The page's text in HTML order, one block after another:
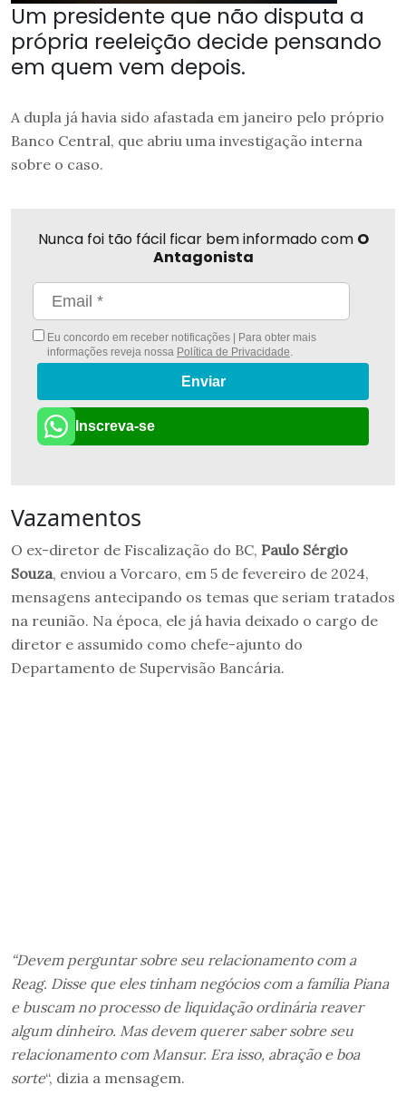
Um presidente que não disputa a
própria reeleição decide pensando
em quem vem depois.
A dupla já havia sido afastada em janeiro pelo próprio
Banco Central, que abriu uma investigação interna
sobre o caso.
Nunca foi tão fácil ficar bem informado com O
Antagonista
Eu concordo em receber notificações | Para obter mais
informações reveja nossa Política de Privacidade.
Enviar
Inscreva-se
Vazamentos
O ex-diretor de Fiscalização do BC, Paulo Sérgio
Souza, enviou a Vorcaro, em 5 de fevereiro de 2024,
mensagens antecipando os temas que seriam tratados
na reunião. Na época, ele já havia deixado o cargo de
diretor e assumido como chefe-ajunto do
Departamento de Supervisão Bancária.
“Devem perguntar sobre seu relacionamento com a
Reag. Disse que eles tinham negócios com a família Piana
e buscam no processo de liquidação ordinária reaver
algum dinheiro. Mas devem querer saber sobre seu
relacionamento com Mansur. Era isso, abração e boa
sorte“, dizia a mensagem.